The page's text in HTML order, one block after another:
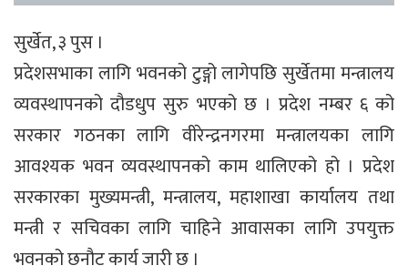
सुर्खेत, ३ पुस ।
प्रदेशसभाका लागि भवनको टुङ्गो लागेपछि सुर्खेतमा मन्त्रालय
व्यवस्थापनको दौडधुप सुरु भएको छ । प्रदेश नम्बर ६ को
सरकार गठनका लागि वीरेन्द्रनगरमा मन्त्रालयका लागि
आवश्यक भवन व्यवस्थापनको काम थालिएको हो । प्रदेश
सरकारका मुख्यमन्त्री, मन्त्रालय, महाशाखा कार्यालय तथा
मन्त्री र सचिवका लागि चाहिने आवासका लागि उपयुक्त
भवनको छनौट कार्य जारी छ ।